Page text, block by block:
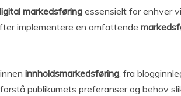
markedsføring essensielt for enhver
implementere en omfattende
innholdsmarkedsføring, fra
publikumets preferanser og behov